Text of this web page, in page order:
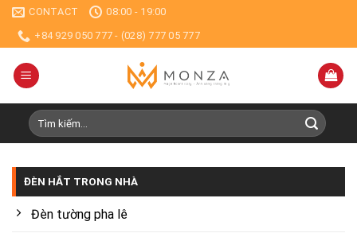
Skip
content
CONTACT
08:00 - 19:00
+84 929 050 777 - (028) 777 05 777
Tìm
kiếm:
ĐÈN HẮT TRONG NHÀ
Đèn tường pha lê